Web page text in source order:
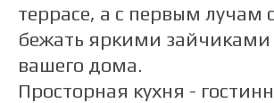
террасе, а с первым лучам
бежать яркими зайчиками
вашего дома.
Просторная кухня -